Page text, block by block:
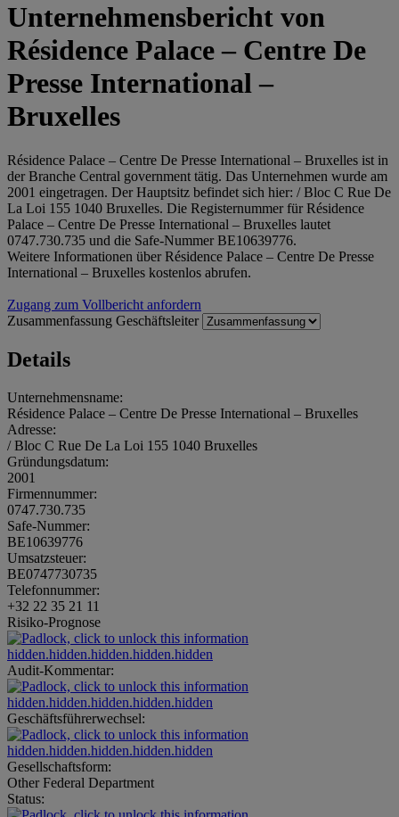
Unternehmensbericht von
Résidence Palace – Centre De
Presse International –
Bruxelles
Résidence Palace – Centre De Presse International – Bruxelles ist in
der Branche Central government tätig. Das Unternehmen wurde am
2001 eingetragen. Der Hauptsitz befindet sich hier: / Bloc C Rue De
La Loi 155 1040 Bruxelles. Die Registernummer für Résidence
Palace – Centre De Presse International – Bruxelles lautet
0747.730.735 und die Safe-Nummer BE10639776.
Weitere Informationen über Résidence Palace – Centre De Presse
International – Bruxelles kostenlos abrufen.
Zugang zum Vollbericht anfordern
Zusammenfassung Geschäftsleiter
Details
Unternehmensname:
Résidence Palace – Centre De Presse International – Bruxelles
Adresse:
/ Bloc C Rue De La Loi 155 1040 Bruxelles
Gründungsdatum:
2001
Firmennummer:
0747.730.735
Safe-Nummer:
BE10639776
Umsatzsteuer:
BE0747730735
Telefonnummer:
+32 22 35 21 11
Risiko-Prognose
hidden.hidden.hidden.hidden.hidden
Audit-Kommentar:
hidden.hidden.hidden.hidden.hidden
Geschäftsführerwechsel:
hidden.hidden.hidden.hidden.hidden
Gesellschaftsform:
Other Federal Department
Status: